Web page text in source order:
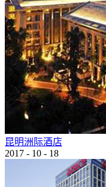
昆明洲际酒店
2017 - 10 - 18